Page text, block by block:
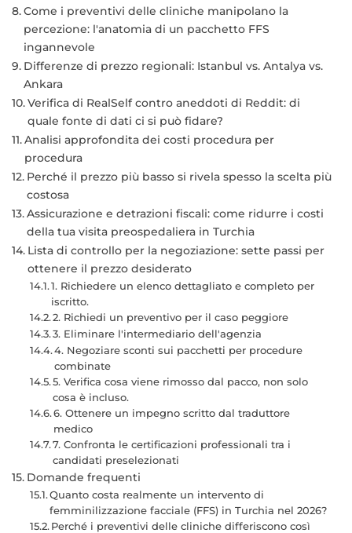
Come i preventivi delle cliniche manipolano la
percezione: l'anatomia di un pacchetto FFS
ingannevole
Differenze di prezzo regionali: Istanbul vs. Antalya vs.
Ankara
Verifica di RealSelf contro aneddoti di Reddit: di
quale fonte di dati ci si può fidare?
Analisi approfondita dei costi procedura per
procedura
Perché il prezzo più basso si rivela spesso la scelta più
costosa
Assicurazione e detrazioni fiscali: come ridurre i costi
della tua visita preospedaliera in Turchia
Lista di controllo per la negoziazione: sette passi per
ottenere il prezzo desiderato
1. Richiedere un elenco dettagliato e completo per
iscritto.
2. Richiedi un preventivo per il caso peggiore
3. Eliminare l'intermediario dell'agenzia
4. Negoziare sconti sui pacchetti per procedure
combinate
5. Verifica cosa viene rimosso dal pacco, non solo
cosa è incluso.
6. Ottenere un impegno scritto dal traduttore
medico
7. Confronta le certificazioni professionali tra i
candidati preselezionati
Domande frequenti
Quanto costa realmente un intervento di
femminilizzazione facciale (FFS) in Turchia nel 2026?
Perché i preventivi delle cliniche differiscono così